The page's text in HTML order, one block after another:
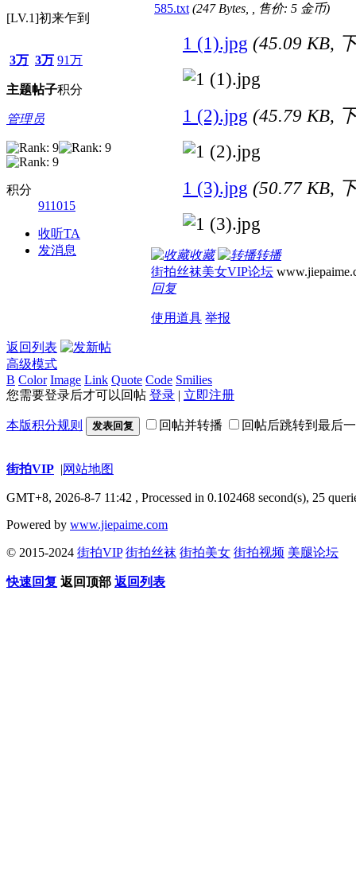
[LV.1]初来乍到
3万
主题
3万
帖子
91万
积分
管理员
积分
911015
收听TA
发消息
585.txt (247 Bytes, , 售价: 5 金币)
1 (1).jpg (45.09 KB,
1 (2).jpg (45.79 KB,
1 (3).jpg (50.77 KB,
收藏
转播
街拍丝袜美女VIP论坛
回复
使用道具 举报
返回列表
高级模式
B Color Image Link Quote Code Smilies
您需要登录后才可以回帖 登录 | 立即注册
本版积分规则 发表回复 回帖并转播 回帖后跳转到最后
街拍VIP |网站地图
GMT+8, 2026-8-7 11:42 , Processed in 0.102468 second(s), 25
Powered by www.jiepaime.com
© 2015-2024 街拍VIP 街拍丝袜 街拍美女 街拍视频 美腿论坛
快速回复 返回顶部 返回列表